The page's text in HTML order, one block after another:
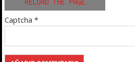
Captcha *